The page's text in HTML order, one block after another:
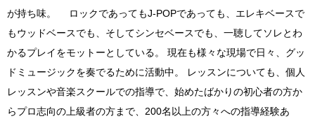
が持ち味。 ロックであってもJ-POPであっても、エレキベースで
もウッドベースでも、そしてシンセベースでも、一聴してソレとわ
かるプレイをモットーとしている。 現在も様々な現場で日々、グッ
ドミュージックを奏でるために活動中。 レッスンについても、個人
レッスンや音楽スクールでの指導で、始めたばかりの初心者の方か
らプロ志向の上級者の方まで、200名以上の方々への指導経験あ